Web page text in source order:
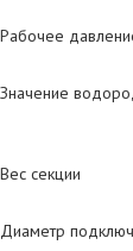
Рабочее
Значение
Вес секции
Диаметр